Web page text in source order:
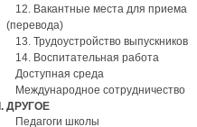
12. Вакантные места для приема
(перевода)
13. Трудоустройство выпускников
14. Воспитательная работа
Доступная среда
Международное сотрудничество
II. ДРУГОЕ
Педагоги школы